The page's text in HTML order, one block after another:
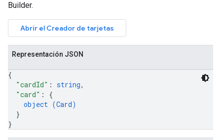
Builder.
Abrir el Creador de tarjetas
Representación JSON
{
"cardId" : string,
"card" : {
object (Card)
}
}